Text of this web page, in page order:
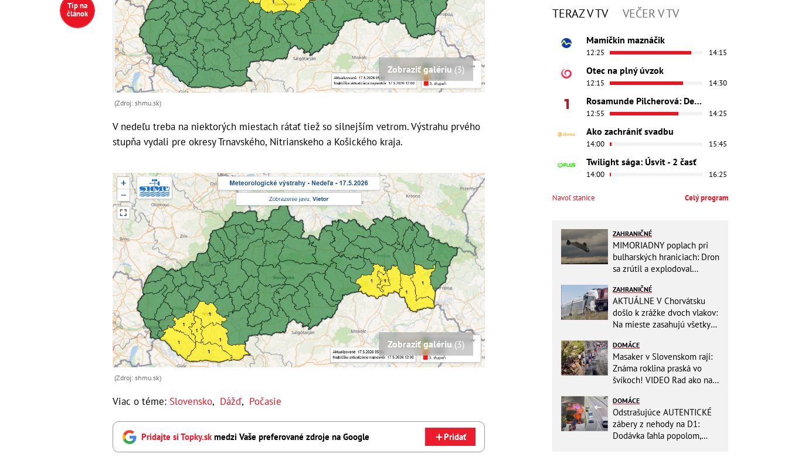
Tip na
článok
Zobraziť galériu (3)
(Zdroj: shmu.sk)
V nedeľu treba na niektorých miestach rátať tiež so silnejším vetrom. Výstrahu prvého
stupňa vydali pre okresy Trnavského, Nitrianskeho a Košického kraja.
Zobraziť galériu (3)
(Zdroj: shmu.sk)
Viac o téme: Slovensko, Dážď, Počasie
Pridajte si Topky.sk medzi Vaše preferované zdroje na Google Pridať
TERAZ V TV VEČER V TV
Mamičkin maznáčik
12:25 14:15
Otec na plný úvzok
12:15 14:30
Rosamunde Pilcherová: Dedičstvo lásky
12:55 14:25
Ako zachrániť svadbu
14:00 15:45
Twilight sága: Úsvit - 2 časť
14:00 16:25
Navoľ stanice Celý program
ZAHRANIČNÉ
MIMORIADNY poplach pri
bulharských hraniciach: Dron
sa zrútil a explodoval
ZAHRANIČNÉ
AKTUÁLNE V Chorvátsku
došlo k zrážke dvoch vlakov:
Na mieste zasahujú všetky
DOMÁCE
Masaker v Slovenskom raji:
Známa roklina praská vo
švíkoch! VIDEO Rad ako na
DOMÁCE
Odstrašujúce AUTENTICKÉ
zábery z nehody na D1:
Dodávka ľahla popolom,